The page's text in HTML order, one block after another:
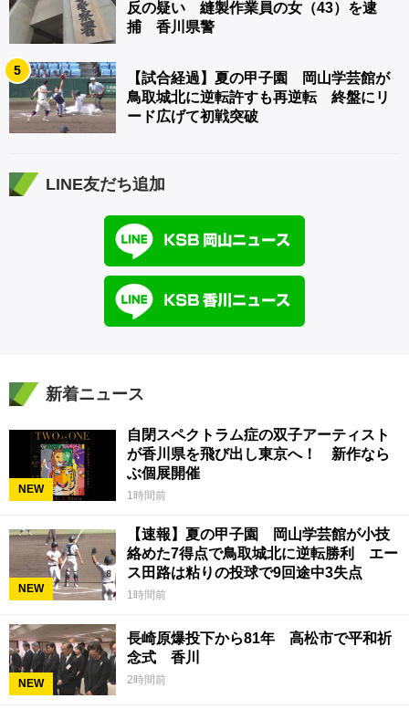
反の疑い 縫製作業員の女（43）を逮
捕 香川県警
5
【試合経過】夏の甲子園 岡山学芸館が
鳥取城北に逆転許すも再逆転 終盤にリ
ード広げて初戦突破
LINE友だち追加
新着ニュース
NEW
自閉スペクトラム症の双子アーティスト
が香川県を飛び出し東京へ！ 新作なら
ぶ個展開催
1時間前
NEW
【速報】夏の甲子園 岡山学芸館が小技
絡めた7得点で鳥取城北に逆転勝利 エー
ス田路は粘りの投球で9回途中3失点
1時間前
NEW
長崎原爆投下から81年 高松市で平和祈
念式 香川
2時間前